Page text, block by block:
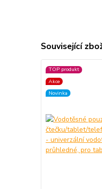
Související
TOP produkt
Akce
Novinka